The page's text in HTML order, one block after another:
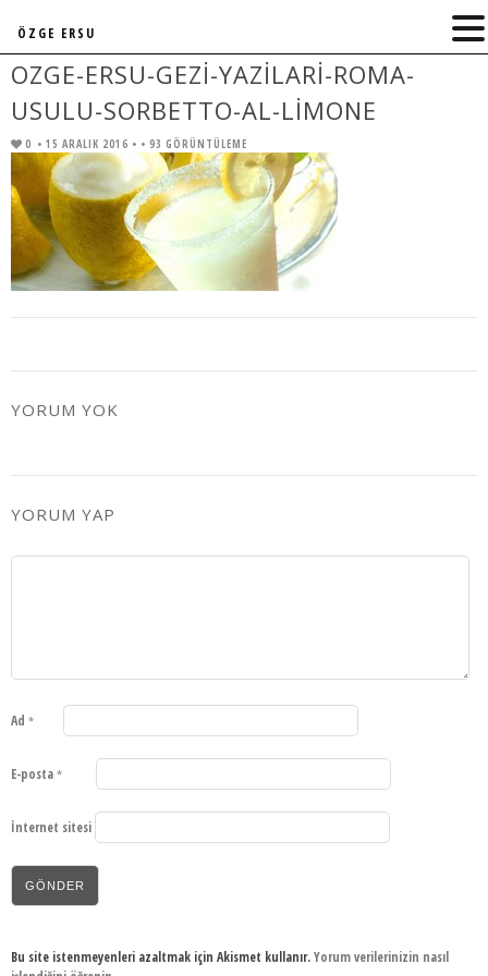
OZGE-ERSU-GEZI-YAZILARI-ROMA-
USULU-SORBETTO-AL-LIMONE
0 • 15 ARALIK 2016 • • 93 GÖRÜNTÜLEME
YORUM YOK
YORUM YAP
Ad *
E-posta *
İnternet sitesi
Bu site istenmeyenleri azaltmak için Akismet kullanır.Yorum verilerinizin nasıl
ÖZGE ERSU